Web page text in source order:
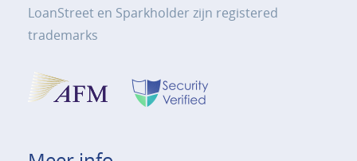
LoanStreet en Sparkholder zijn registered
trademarks